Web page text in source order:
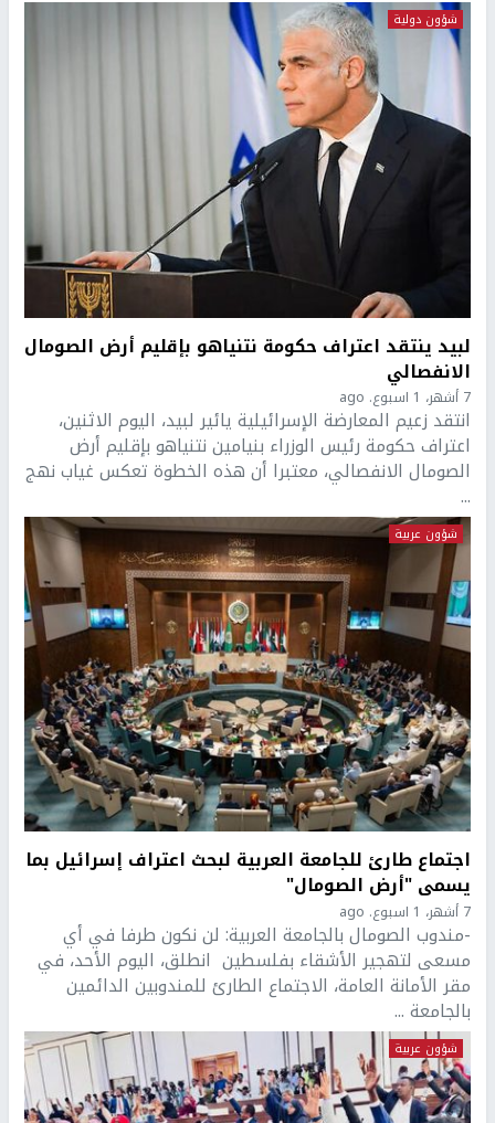
شؤون دولية
لبيد ينتقد اعتراف حكومة نتنياهو بإقليم أرض الصومال
الانفصالي
7 أشهر، 1 اسبوع. ago
انتقد زعيم المعارضة الإسرائيلية يائير لبيد، اليوم الاثنين،
اعتراف حكومة رئيس الوزراء بنيامين نتنياهو بإقليم أرض
الصومال الانفصالي، معتبرا أن هذه الخطوة تعكس غياب نهج
...
شؤون عربية
اجتماع طارئ للجامعة العربية لبحث اعتراف إسرائيل بما
يسمى "أرض الصومال"
7 أشهر، 1 اسبوع. ago
-مندوب الصومال بالجامعة العربية: لن نكون طرفا في أي
مسعى لتهجير الأشقاء بفلسطين انطلق، اليوم الأحد، في
مقر الأمانة العامة، الاجتماع الطارئ للمندوبين الدائمين
بالجامعة ...
شؤون عربية